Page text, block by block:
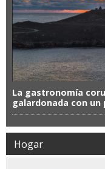
La gastronomía
galardonada con un
Hogar